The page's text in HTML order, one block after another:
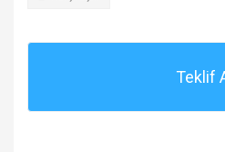
Teklif